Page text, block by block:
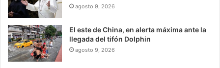
agosto 9, 2026
El este de China, en alerta máxima ante la
llegada del tifón Dolphin
agosto 9, 2026